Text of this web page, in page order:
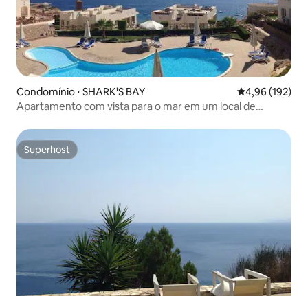
Condomínio ⋅ SHARK'S BAY 4,96 de uma
4,96 (192)
Apartamento com vista para o mar em um local de
Superhost
Superhost